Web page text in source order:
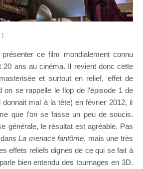
:
ce film mondialement connu
20 ans au cinéma. Il revient donc cette
et surtout en relief, effet de
se rappelle le flop de l’épisode 1 de
donnait mal à la tête) en février 2012, il
que l’on se fasse un peu de soucis.
générale, le résultat est agréable. Pas
dansLa menace fantôme, mais une très
effets reliefs dignes de ce qui se fait à
bien entendu des tournages en 3D.